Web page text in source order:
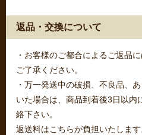
返品・交換について
・お客様のご都合によるご返品
ご了承ください。
・万一発送中の破損、不良品、
いた場合は、商品到着後3日以内
絡下さい。
返送料はこちらが負担いたします